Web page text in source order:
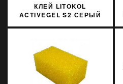
КЛЕЙ LITOKOL
ACTIVEGEL S2 СЕРЫЙ